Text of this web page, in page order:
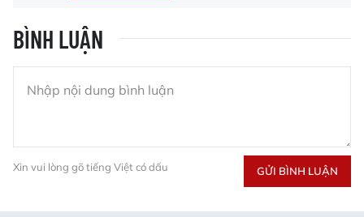
BÌNH LUẬN
Xin vui lòng gõ tiếng Việt có dấu GỬI BÌNH LUẬN